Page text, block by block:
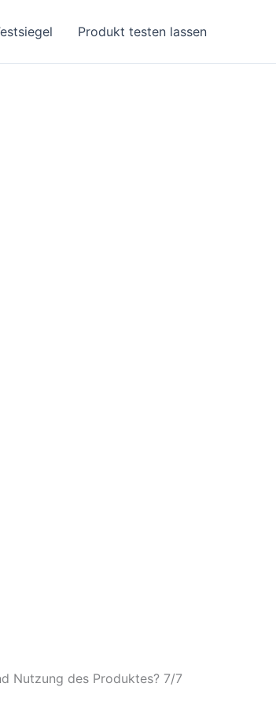
Produkt testen lassen
Nutzung des Produktes? 7/7